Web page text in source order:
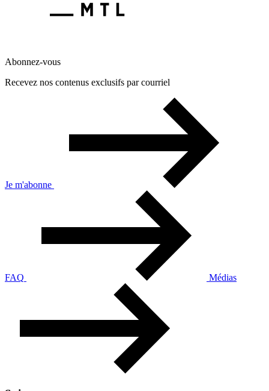
Abonnez-vous
Recevez nos contenus exclusifs par courriel
Je m'abonne
FAQ Médias